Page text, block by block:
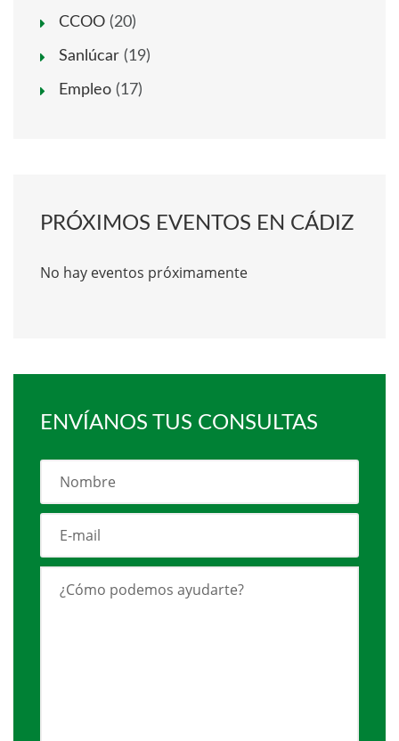
CCOO (20)
Sanlúcar (19)
Empleo (17)
PRÓXIMOS EVENTOS EN CÁDIZ
No hay eventos próximamente
ENVÍANOS TUS CONSULTAS